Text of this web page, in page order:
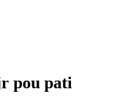
pou pati